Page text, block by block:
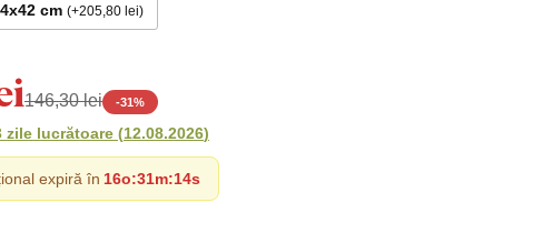
cm +205,80 lei
146,30 lei -31%
zile lucrătoare (12.08.2026)
expiră în 16o:31m:12s